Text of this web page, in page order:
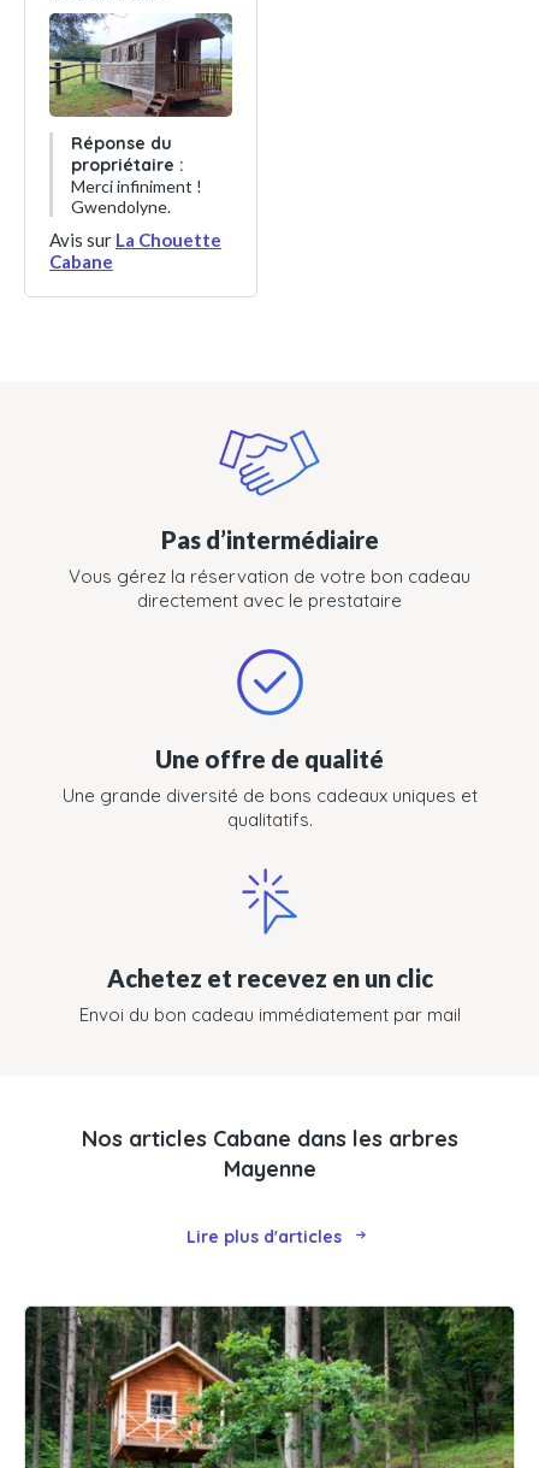
Réponse du
propriétaire :
Merci infiniment !
Gwendolyne.
Avis sur La Chouette
Cabane
Pas d’intermédiaire
Vous gérez la réservation de votre bon cadeau
directement avec le prestataire
Une offre de qualité
Une grande diversité de bons cadeaux uniques et
qualitatifs.
Achetez et recevez en un clic
Envoi du bon cadeau immédiatement par mail
Nos articles Cabane dans les arbres
Mayenne
Lire plus d'articles